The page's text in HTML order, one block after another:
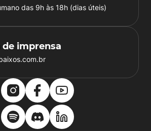
das 9h às 18h (dias úteis)
imprensa